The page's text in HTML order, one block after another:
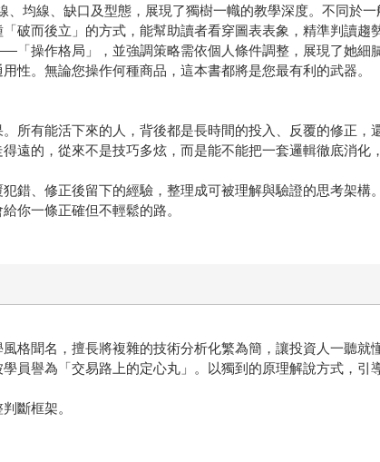
均線、缺口及型態，展現了獨樹一幟的教學深度。不同於一
破而後立」的方式，能幫助讀者看穿圖表表象，精準判讀趨
操作格局」，並強調策略需依個人條件調整，展現了她細
性。無論您操作何種商品，這本書都將是您最有利的武器。
所有能活下來的人，背後都是長時間的投入、反覆的修正，
遠的，從來不是技巧多炫，而是能不能把一套邏輯徹底消化
錯、修正後留下的經驗，整理成可被理解與驗證的思考架構。
你一條正確但不輕鬆的路。
聞名，擅長將複雜的技術分析化繁為簡，讓投資人一聽就
譽為「交易路上的定心丸」。以獨到的原理解說方式，引
斷框架。